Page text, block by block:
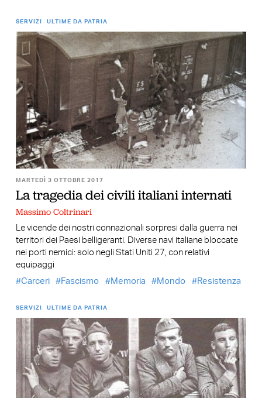
SERVIZI ULTIME DA PATRIA
MARTEDÌ 3 OTTOBRE 2017
La tragedia dei civili italiani internati
Massimo Coltrinari
Le vicende dei nostri connazionali sorpresi dalla guerra nei
territori dei Paesi belligeranti. Diverse navi italiane bloccate
nei porti nemici: solo negli Stati Uniti 27, con relativi
equipaggi
Carceri
Fascismo Memoria Mondo Resistenza
SERVIZI ULTIME DA PATRIA